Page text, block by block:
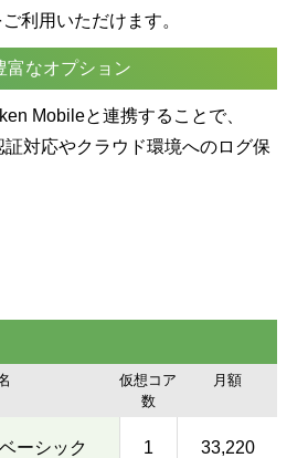
利用いただけます。
富なオプション
Mobileと連携することで、
証対応やクラウド環境へのログ保
仮想コア
数
月額
ーシック
1
33,220